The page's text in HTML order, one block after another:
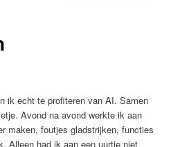
ik echt te profiteren van AI. Samen
Avond na avond werkte ik aan
maken, foutjes gladstrijken, functies
Alleen had ik aan een uurtje niet